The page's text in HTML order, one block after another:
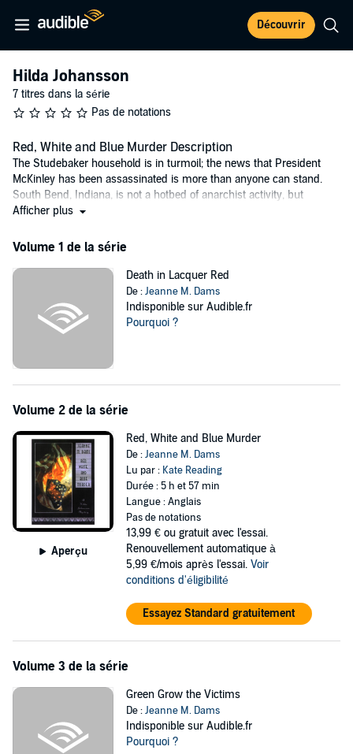
Découvrir
Hilda Johansson
7 titres dans la série
Pas de notations
Red, White and Blue Murder Description
The Studebaker household is in turmoil; the news that President
McKinley has been assassinated is more than anyone can stand.
South Bend, Indiana, is not a hotbed of anarchist activity, but
something is clearly going on. When McKinley's death is blamed on
concerned that fellow immigrants might be swept up in a wave of
to discover exactly what is happening, no matter what it might cost
her. In Dams's second Hilda Johansson novel, following
Lacquer Red,the brilliant sleuthing has everything a traditional
mystery fan wants.
Afficher plus
Volume 1 de la série
Death in Lacquer Red
De :Jeanne M. Dams
Indisponible sur Audible.fr
Pourquoi ?
Volume 2 de la série
Aperçu
Red, White and Blue Murder
De :Jeanne M. Dams
Lu par : Kate Reading
Durée : 5 h et 57 min
Langue : Anglais
Pas de notations
13,99 € ou gratuit avec l'essai.
Renouvellement automatique à
5,99 €/mois après l'essai. Voir
conditions d'éligibilité
Essayez Standard gratuitement
Volume 3 de la série
Green Grow the Victims
De :Jeanne M. Dams
Indisponible sur Audible.fr
Pourquoi ?